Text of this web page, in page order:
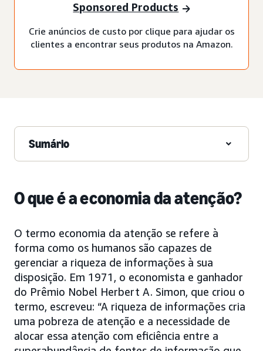
Sponsored Products
Crie anúncios de custo por clique para ajudar os
clientes a encontrar seus produtos na Amazon.
Sumário
O que é a economia da atenção?
O termo economia da atenção se refere à
forma como os humanos são capazes de
gerenciar a riqueza de informações à sua
disposição. Em 1971, o economista e ganhador
do Prêmio Nobel Herbert A. Simon, que criou o
termo, escreveu: “A riqueza de informações cria
uma pobreza de atenção e a necessidade de
alocar essa atenção com eficiência entre a